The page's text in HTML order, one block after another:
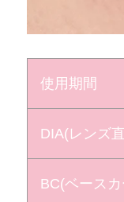
使用期間
DIA(レンズ
BC(ベース